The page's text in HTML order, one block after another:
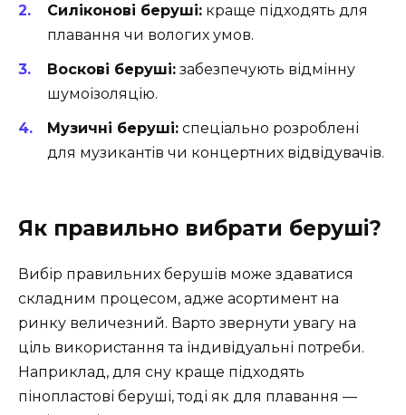
Силіконові беруші: краще підходять для
плавання чи вологих умов.
Воскові беруші: забезпечують відмінну
шумоізоляцію.
Музичні беруші: спеціально розроблені
для музикантів чи концертних відвідувачів.
Як правильно вибрати беруші?
Вибір правильних берушів може здаватися
складним процесом, адже асортимент на
ринку величезний. Варто звернути увагу на
ціль використання та індивідуальні потреби.
Наприклад, для сну краще підходять
пінопластові беруші, тоді як для плавання —